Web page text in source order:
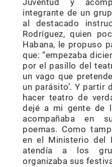
Juventud y
integrante de un
al destacado
Rodríguez, quien
Habana, le propuso
que: “empezaba
por el pasillo del
un vago que
un parásito’. Y partir
hacer teatro de
dejé a mi gente de
acompañaba en
poemas. Como
en el Ministerio del
atendía a los
organizaba sus